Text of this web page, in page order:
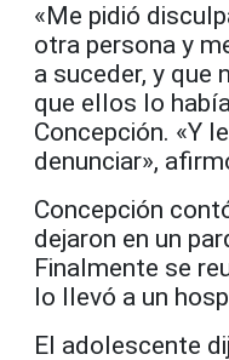
«Me pidió
otra persona y
a suceder, y que
que ellos lo
Concepción. «Y
denunciar»,
Concepción
dejaron en un
Finalmente se
lo llevó a un
El adolescente